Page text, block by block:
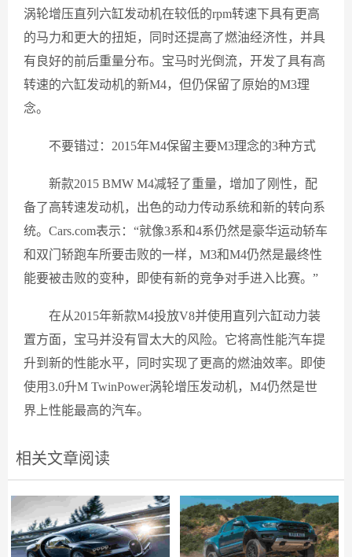
涡轮增压直列六缸发动机在较低的rpm转速下具有更高
的马力和更大的扭矩，同时还提高了燃油经济性，并具
有良好的前后重量分布。宝马时光倒流，开发了具有高
转速的六缸发动机的新M4，但仍保留了原始的M3理
念。
不要错过：2015年M4保留主要M3理念的3种方式
新款2015 BMW M4减轻了重量，增加了刚性，配
备了高转速发动机，出色的动力传动系统和新的转向系
统。Cars.com表示：“就像3系和4系仍然是豪华运动轿车
和双门轿跑车所要击败的一样，M3和M4仍然是最终性
能要被击败的变种，即使有新的竞争对手进入比赛。”
在从2015年新款M4投放V8并使用直列六缸动力装
置方面，宝马并没有冒太大的风险。它将高性能汽车提
升到新的性能水平，同时实现了更高的燃油效率。即使
使用3.0升M TwinPower涡轮增压发动机，M4仍然是世
界上性能最高的汽车。
相关文章阅读